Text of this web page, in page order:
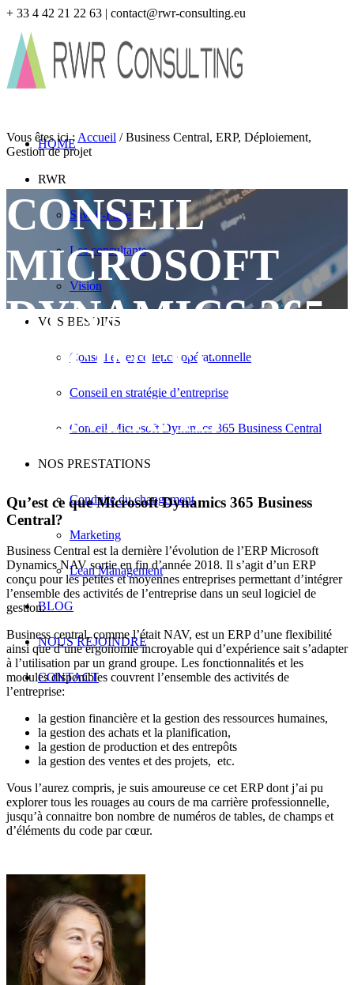
+ 33 4 42 21 22 63 | contact@rwr-consulting.eu
HOME
RWR
Savoir-Faire
Les consultants
Vision
VOS BESOINS
Conseil en excellence opérationnelle
Conseil en stratégie d’entreprise
Conseil Microsoft Dynamics 365 Business Central
NOS PRESTATIONS
Conduite du changement
Marketing
Lean Management
BLOG
NOUS REJOINDRE
CONTACT
Vous êtes ici :Accueil / Business Central, ERP, Déploiement,
Gestion de projet
CONSEIL
MICROSOFT
DYNAMICS 365
BUSINESS
CENTRAL
Qu’est ce que Microsoft Dynamics 365 Business
Central?
Business Central est la dernière l’évolution de l’ERP Microsoft
Dynamics NAV sortie en fin d’année 2018. Il s’agit d’un ERP
conçu pour les petites et moyennes entreprises permettant d’intégrer
l’ensemble des activités de l’entreprise dans un seul logiciel de
gestion.
Business central, comme l’était NAV, est un ERP d’une flexibilité
ainsi que d’une ergonomie incroyable qui d’expérience sait s’adapter
à l’utilisation par un grand groupe. Les fonctionnalités et les
modules disponibles couvrent l’ensemble des activités de
l’entreprise:
la gestion financière et la gestion des ressources humaines,
la gestion des achats et la planification,
la gestion de production et des entrepôts
la gestion des ventes et des projets, etc.
Vous l’aurez compris, je suis amoureuse ce cet ERP dont j’ai pu
explorer tous les rouages au cours de ma carrière professionnelle,
jusqu’à connaitre bon nombre de numéros de tables, de champs et
d’éléments du code par cœur.